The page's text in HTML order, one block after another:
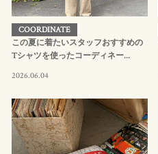
COORDINATE
この夏に着たいスタッフおすすめの
Tシャツを使ったコーディネー...
2026.06.04